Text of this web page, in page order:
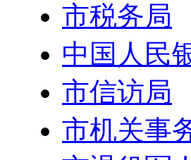
市税务局
中国人民
市信访局
市机关事